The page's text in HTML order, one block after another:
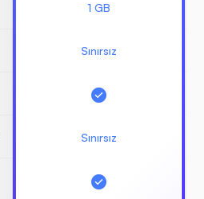
1 GB
Sınırsız
Sınırsız